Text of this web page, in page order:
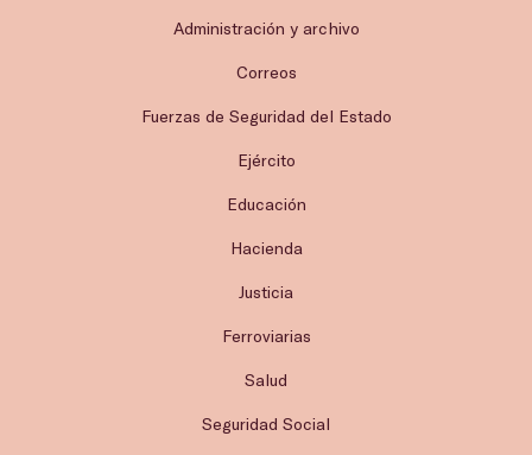
Administración y archivo
Correos
Fuerzas de Seguridad del Estado
Ejército
Educación
Hacienda
Justicia
Ferroviarias
Salud
Seguridad Social